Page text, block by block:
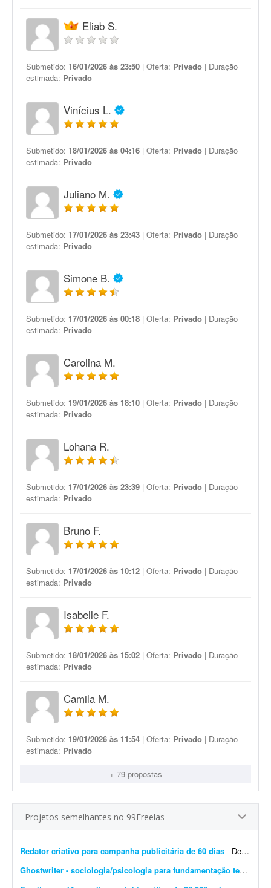
Eliab S.
Submetido: 16/01/2026 às 23:50 | Oferta: Privado | Duração
estimada: Privado
Vinícius L.
Submetido: 18/01/2026 às 04:16 | Oferta: Privado | Duração
estimada: Privado
Juliano M.
Submetido: 17/01/2026 às 23:43 | Oferta: Privado | Duração
estimada: Privado
Simone B.
Submetido: 17/01/2026 às 00:18 | Oferta: Privado | Duração
estimada: Privado
Carolina M.
Submetido: 19/01/2026 às 18:10 | Oferta: Privado | Duração
estimada: Privado
Lohana R.
Submetido: 17/01/2026 às 23:39 | Oferta: Privado | Duração
estimada: Privado
Bruno F.
Submetido: 17/01/2026 às 10:12 | Oferta: Privado | Duração
estimada: Privado
Isabelle F.
Submetido: 18/01/2026 às 15:02 | Oferta: Privado | Duração
estimada: Privado
Camila M.
Submetido: 19/01/2026 às 11:54 | Oferta: Privado | Duração
estimada: Privado
+ 79 propostas
Projetos semelhantes no 99Freelas
Redator criativo para campanha publicitária de 60 dias - Desenvolver supervisão editorial, definição de objetivos, escrita de títulos e blocos de texto e definição do estilo de campanha para uma campanha publicit...
Ghostwriter - sociologia/psicologia para fundamentação teórica